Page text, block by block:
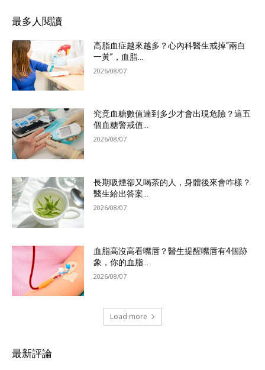
最多人閱讀
高脂血症越來越多？心內科醫生戒掉“兩白
一黃”，血脂...
2026/08/07
究竟血糖數值達到多少才會出現危險？這五
個血糖警戒值...
2026/08/07
長期吸煙卻又喝茶的人，身體後來會咋樣？
醫生給出答案...
2026/08/07
血脂高沒高看嘴唇？醫生提醒嘴唇有4個跡
象，你的血脂...
2026/08/07
Load more
最新評論